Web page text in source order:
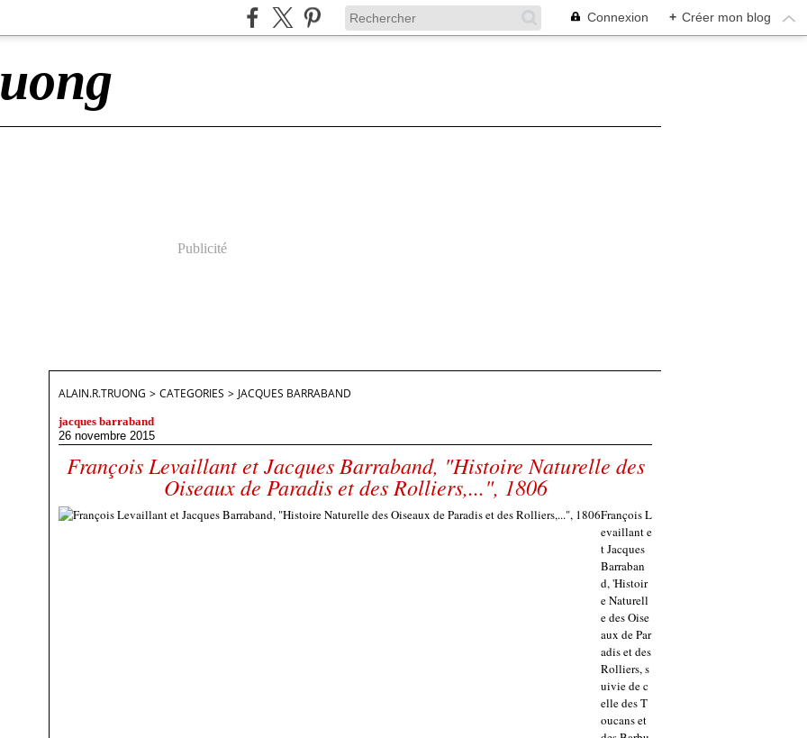
Connexion + Créer mon blog
Publicité
ALAIN.R.TRUONG > CATEGORIES > JACQUES BARRABAND
jacques barraband
26 novembre 2015
François Levaillant et Jacques Barraband, "Histoire Naturelle des
Oiseaux de Paradis et des Rolliers,...", 1806
François L
evaillant e
t Jacques
Barraban
d, 'Histoir
e Naturell
e des Oise
aux de Par
adis et des
Rolliers, s
uivie de c
elle des T
oucans et